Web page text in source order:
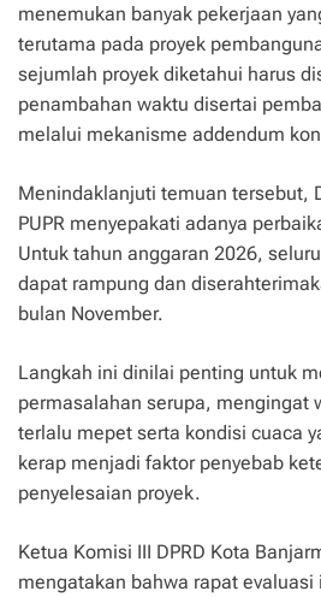
menemukan banyak pekerjaan
terutama pada proyek
sejumlah proyek diketahui harus
penambahan waktu disertai
melalui mekanisme addendum
Menindaklanjuti temuan tersebut,
PUPR menyepakati adanya
Untuk tahun anggaran 2026,
dapat rampung dan
bulan November.
Langkah ini dinilai penting untuk
permasalahan serupa, mengingat
terlalu mepet serta kondisi cuaca
kerap menjadi faktor penyebab
penyelesaian proyek.
Ketua Komisi III DPRD Kota
mengatakan bahwa rapat evaluasi